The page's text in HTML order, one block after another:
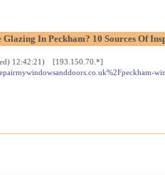
Glazing In Peckham? 10 Sources Of
12:42:21) [193.150.70.*]